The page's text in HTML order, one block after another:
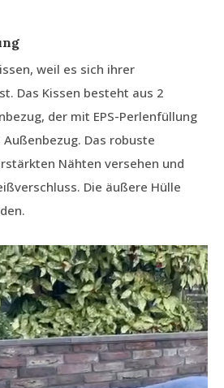
weil es sich ihrer
Das Kissen besteht aus 2
der mit EPS-Perlenfüllung
Das robuste
Nähten versehen und
Die äußere Hülle